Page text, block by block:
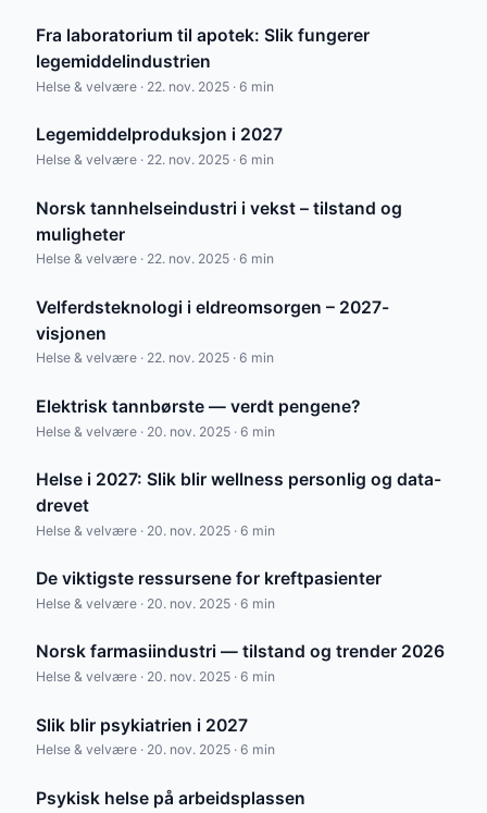
Fra laboratorium til apotek: Slik fungerer
legemiddelindustrien
Helse & velvære · 22. nov. 2025 · 6 min
Legemiddelproduksjon i 2027
Helse & velvære · 22. nov. 2025 · 6 min
Norsk tannhelseindustri i vekst – tilstand og
muligheter
Helse & velvære · 22. nov. 2025 · 6 min
Velferdsteknologi i eldreomsorgen – 2027-
visjonen
Helse & velvære · 22. nov. 2025 · 6 min
Elektrisk tannbørste — verdt pengene?
Helse & velvære · 20. nov. 2025 · 6 min
Helse i 2027: Slik blir wellness personlig og data-
drevet
Helse & velvære · 20. nov. 2025 · 6 min
De viktigste ressursene for kreftpasienter
Helse & velvære · 20. nov. 2025 · 6 min
Norsk farmasiindustri — tilstand og trender 2026
Helse & velvære · 20. nov. 2025 · 6 min
Slik blir psykiatrien i 2027
Helse & velvære · 20. nov. 2025 · 6 min
Psykisk helse på arbeidsplassen